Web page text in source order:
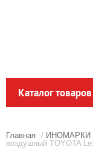
Каталог товаров
Главная / ИНОМАРКИ
воздушный TOYOTA